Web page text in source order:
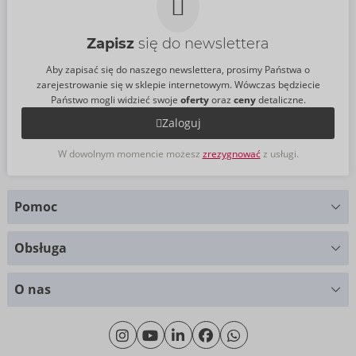
Zapisz się do newslettera
Aby zapisać się do naszego newslettera, prosimy Państwa o
zarejestrowanie się w sklepie internetowym. Wówczas będziecie
Państwo mogli widzieć swoje ofertyoraz cenydetaliczne.
Zaloguj
W dowolnym momencie możesz zrezygnowaćz usługi.
Pomoc
Poniedziałek - Czwartek: 09.00 - 16.00
Piątek: 09.00 - 15.00
Obsługa
O nas
O nas
Zrównoważony rozwój